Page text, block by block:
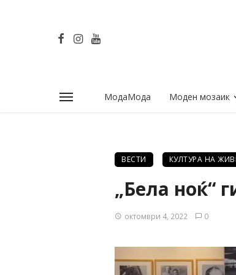
МодаМода Моден мозаик
ВЕСТИ КУЛТУРА НА
„Бела ноќ“
октомври 4, 2022 0